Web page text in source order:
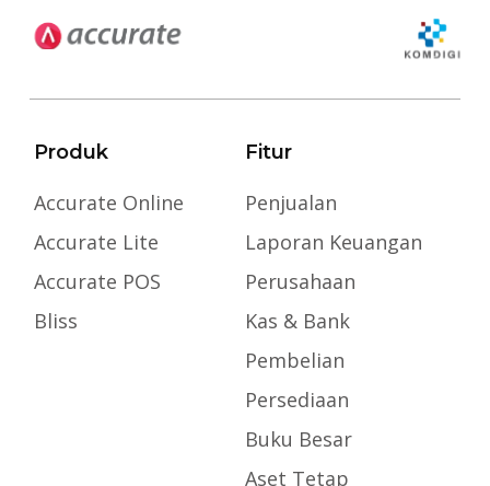
Produk
Accurate Online
Accurate Lite
Accurate POS
Bliss
Fitur
Penjualan
Laporan Keuangan
Perusahaan
Kas & Bank
Pembelian
Persediaan
Buku Besar
Aset Tetap